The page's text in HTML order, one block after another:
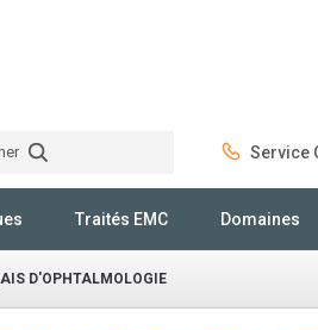
Service
Traités EMC Domaines
D'OPHTALMOLOGIE